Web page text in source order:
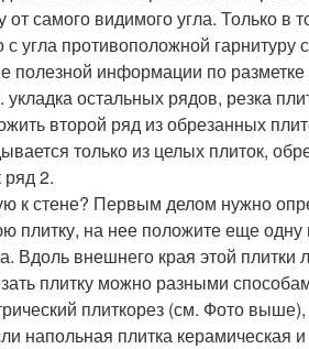
от самого видимого угла. Только в
угла противоположной гарнитуру
информации по разметке
остальных рядов, резка
второй ряд из обрезанных
только из целых плиток,
ряд 2.
к стене? Первым делом нужно
на нее положите еще одну
Вдоль внешнего края этой
плитку можно разными
плиткорез (см. Фото выше),
напольная плитка керамическая